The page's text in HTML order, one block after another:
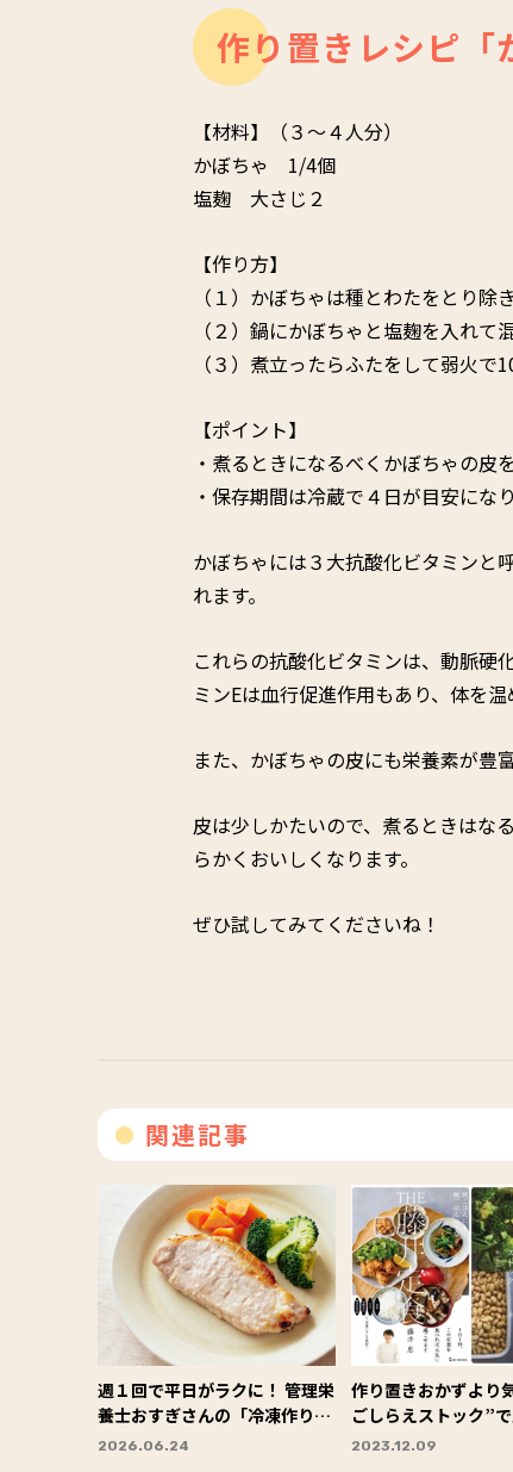
作り置きレシピ「
【材料】（３～４人分）
かぼちゃ 1/4個
塩麹 大さじ２
【作り方】
（１）かぼちゃは種とわたをとり除
（２）鍋にかぼちゃと塩麹を入れ
（３）煮立ったらふたをして弱火で
【ポイント】
・煮るときになるべくかぼちゃの皮
・保存期間は冷蔵で４日が目安になり
かぼちゃには３大抗酸化ビタミンと
れます。
これらの抗酸化ビタミンは、動脈硬
ミンEは血行促進作用もあり、体を
また、かぼちゃの皮にも栄養素が豊
皮は少しかたいので、煮るときはな
らかくおいしくなります。
ぜひ試してみてくださいね！
関連記事
週１回で平日がラクに！ 管理栄
養士おすぎさんの「冷凍作りお
き」レシピ
2026.06.24
作り置きおかずより
ごしらえストック”
る「藤井定食」の考
2023.12.09